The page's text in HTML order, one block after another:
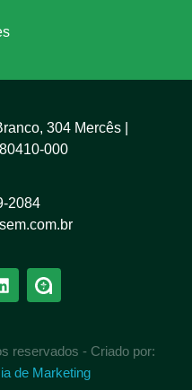
304 Mercês |
000
2084
reservados - Criado por:
de Marketing